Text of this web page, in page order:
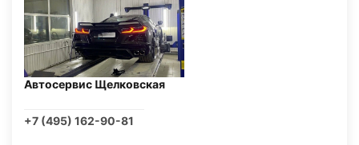
Автосервис Щелковская
+7 (495) 162-90-81